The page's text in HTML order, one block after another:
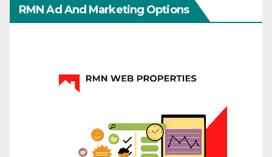
RMN Ad And Marketing Options